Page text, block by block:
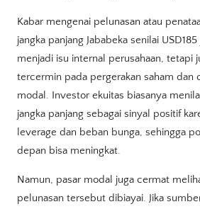
Kabar mengenai pelunasan atau
jangka panjang Jababeka senilai
menjadi isu internal perusahaan, tetapi
tercermin pada pergerakan saham dan
modal. Investor ekuitas biasanya
jangka panjang sebagai sinyal positif
leverage dan beban bunga, sehingga
depan bisa meningkat.
Namun, pasar modal juga cermat
pelunasan tersebut dibiayai. Jika